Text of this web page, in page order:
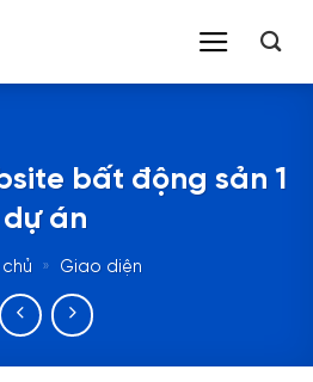
bất động sản 1
dự án
» Giao diện